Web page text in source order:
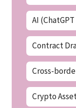
AI
Contract
Cross-
Crypto